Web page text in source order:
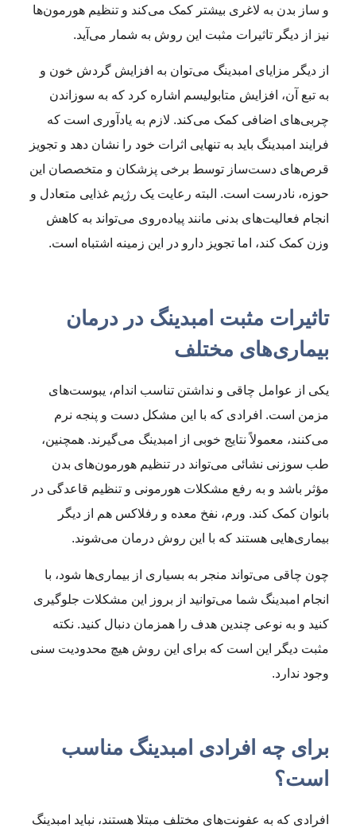
و ساز بدن به لاغری بیشتر کمک می‌کند و تنظیم هورمون‌ها
نیز از دیگر تاثیرات مثبت این روش به شمار می‌آید.
از دیگر مزایای امبدینگ می‌توان به افزایش گردش خون و
به تبع آن، افزایش متابولیسم اشاره کرد که به سوزاندن
چربی‌های اضافی کمک می‌کند. لازم به یادآوری است که
فرایند امبدینگ باید به تنهایی اثرات خود را نشان دهد و تجویز
قرص‌های دست‌ساز توسط برخی پزشکان و متخصصان این
حوزه، نادرست است. البته رعایت یک رژیم غذایی متعادل و
انجام فعالیت‌های بدنی مانند پیاده‌روی می‌تواند به کاهش
وزن کمک کند، اما تجویز دارو در این زمینه اشتباه است.
تاثیرات مثبت امبدینگ در درمان
بیماری‌های مختلف
یکی از عوامل چاقی و نداشتن تناسب اندام، یبوست‌های
مزمن است. افرادی که با این مشکل دست و پنجه نرم
می‌کنند، معمولاً نتایج خوبی از امبدینگ می‌گیرند. همچنین،
طب سوزنی نشائی می‌تواند در تنظیم هورمون‌های بدن
مؤثر باشد و به رفع مشکلات هورمونی و تنظیم قاعدگی در
بانوان کمک کند. ورم، نفخ معده و رفلاکس هم از دیگر
بیماری‌هایی هستند که با این روش درمان می‌شوند.
چون چاقی می‌تواند منجر به بسیاری از بیماری‌ها شود، با
انجام امبدینگ شما می‌توانید از بروز این مشکلات جلوگیری
کنید و به نوعی چندین هدف را همزمان دنبال کنید. نکته
مثبت دیگر این است که برای این روش هیچ محدودیت سنی
وجود ندارد.
برای چه افرادی امبدینگ مناسب
است؟
افرادی که به عفونت‌های مختلف مبتلا هستند، نباید امبدینگ